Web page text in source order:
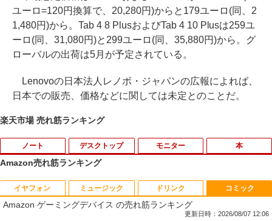
ユーロ=120円換算で、20,280円)からと179ユーロ(同、2
1,480円)から。Tab 4 8 PlusおよびTab 4 10 Plusは259ユ
ーロ(同、31,080円)と299ユーロ(同、35,880円)から。グ
ローバルの出荷は5月が予定されている。
Lenovoの日本法人レノボ・ジャパンの広報によれば、
日本での販売、価格などに関しては未定とのことだ。
楽天市場 売れ筋ランキング
ノート
1
8月5日限定10倍＆抽選10000P！｜高性
能ノートパソコン富士通 ライフブック A
579/749 Windows11 第八世代Corei5 1
デスクトップ
1
【マラソンP5倍/10%オフクーポン】中古
ディスクトップパソコン Windows11 Of
fice付き デル Dell OptiPlex 3050 SFF
モニター
1
【公式・メーカー直販・送料無料】モニ
ター 新品 フルHD HP Series 3 Pro 322p
e 21.45インチFHDモニター IPS 21.5型
本
1
ゼンリン住宅地図 B4判 東京都 東京都港
区 発行年月202604 13103011I
Amazon売れ筋ランキング
イヤフォン ミュージック ドリンク コミック
Amazon ゲーミングデバイス の売れ筋ランキング
更新日時：2026/08/07 12:06